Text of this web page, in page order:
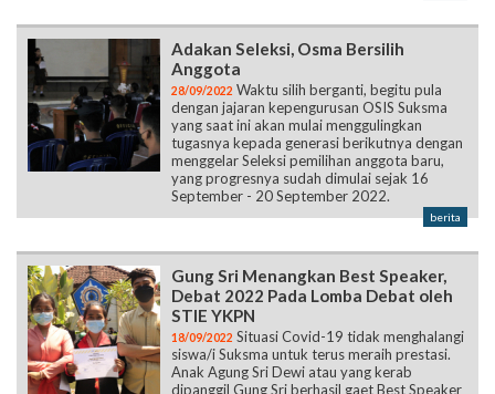
Adakan Seleksi, Osma Bersilih
Anggota
28/09/2022 Waktu silih berganti, begitu pula
dengan jajaran kepengurusan OSIS Suksma
yang saat ini akan mulai menggulingkan
tugasnya kepada generasi berikutnya dengan
menggelar Seleksi pemilihan anggota baru,
yang progresnya sudah dimulai sejak 16
September - 20 September 2022.
berita
Gung Sri Menangkan Best Speaker,
Debat 2022 Pada Lomba Debat oleh
STIE YKPN
18/09/2022 Situasi Covid-19 tidak menghalangi
siswa/i Suksma untuk terus meraih prestasi.
Anak Agung Sri Dewi atau yang kerab
dipanggil Gung Sri berhasil gaet Best Speaker